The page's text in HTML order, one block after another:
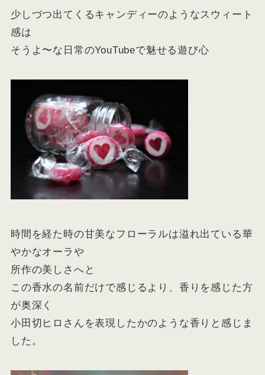
少しづつ出てくるキャンディーのようなスウィート
感は
そうよ〜な日常のYouTubeで魅せる遊び心
時間を経た時の甘美なフローラルは溢れ出ている華
やかなオーラや
所作の美しさ へと
この香水の名前だけで感じるより、香りを感じた方
が奥深く
小田切ヒロさんを表現したかのような香りと感じま
した。